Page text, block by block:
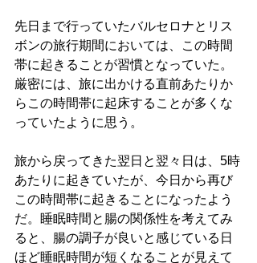
先日まで行っていたバルセロナとリス
ボンの旅行期間においては、この時間
帯に起きることが習慣となっていた。
厳密には、旅に出かける直前あたりか
らこの時間帯に起床することが多くな
っていたように思う。
旅から戻ってきた翌日と翌々日は、5時
あたりに起きていたが、今日から再び
この時間帯に起きることになったよう
だ。睡眠時間と腸の関係性を考えてみ
ると、腸の調子が良いと感じている日
ほど睡眠時間が短くなることが見えて